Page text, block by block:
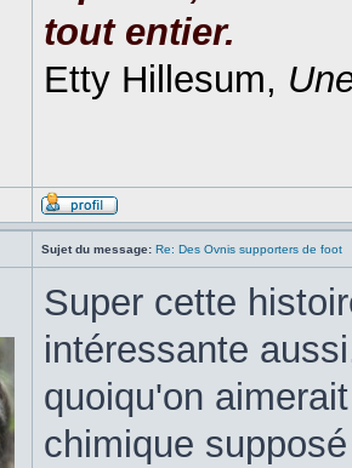
tout entier.
Etty Hillesum,
Sujet du message: Re: Des Ovnis supporters de foot
Super cette
intéressante
quoiqu'on
chimique